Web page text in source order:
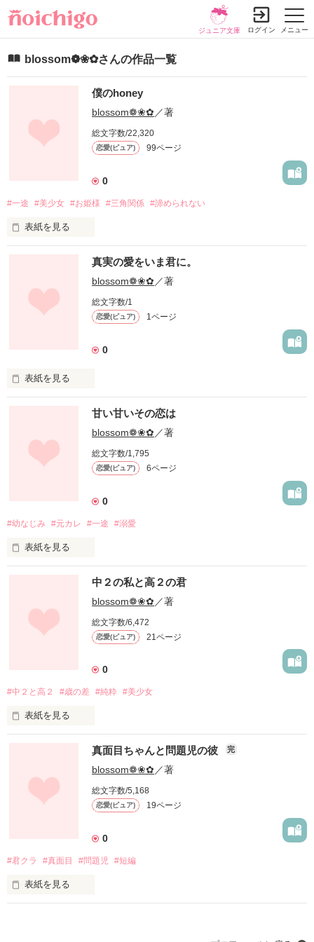
メニュー
ジュニア文庫 ログイン
blossom❁❀✿さんの作品一覧
僕のhoney
blossom❁❀✿ ／著
総文字数/22,320
恋愛(ピュア) 99ページ
0
#一途 #美少女 #お姫様 #三角関係 #諦められない
表紙を見る
一途なバスケ男子
杉本 京ーsugimoto Kei
ピュアな天然お姫様
でも…美音葉には婚約者がいた。
俺なんかじゃ乗り越えられないようなでっかい壁。
でも…
真実の愛をいま君に。
blossom❁❀✿ ／著
総文字数/1
恋愛(ピュア) 1ページ
0
表紙を見る
ねぇ…あなたは信じてくれる？
私があなたが今、何を思っているのかが分かるって言ったら。
超能力なんていうようないいものじゃない。
聞きたくもない人の本性が全て聞こえてしまうから。
ほら…
『キモイ…』
『ウザいんだけど。』
だから、私は誰とも関わらない。その人がどんな人なのか分か
ってしまうから。
❁❀✿✾❁❀✿✾❁❀✿✾❁❀✿✾❁❀✿✾❁❀✿✾❁❀✿✾❁
人の心の声が聞こえてしまう少女
上村 杏花音
uemura  akane
心に嘘がない少年
甘い甘いその恋は
blossom❁❀✿ ／著
総文字数/1,795
恋愛(ピュア) 6ページ
0
#幼なじみ #元カレ #一途 #溺愛
表紙を見る
は？ちょっと待ってよ。今日は何の日かわかる？
私たちが付き合ってちょうど1年、記念日だよ？
☆.。.:*・°☆.。.:*・°☆.。.:*・°☆.。.:*・°☆*
元カレが忘れられない
maezono  hotaru
蛍一筋、幼なじみ
中２の私と高２の君
blossom❁❀✿ ／著
総文字数/6,472
恋愛(ピュア) 21ページ
0
#中２と高２ #歳の差 #純粋 #美少女
表紙を見る
外のことなんて、知らない。
真面目ちゃんと問題児の彼 完
blossom❁❀✿／著
総文字数/5,168
恋愛(ピュア) 19ページ
0
#君クラ #真面目 #問題児 #短編
表紙を見る
彼が教室に入ってきたのはとっくに２時間目が始まった頃。